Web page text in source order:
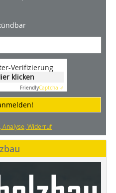
Verifizierung
klicken
FriendlyCaptcha ⇗
Analyse, Widerruf